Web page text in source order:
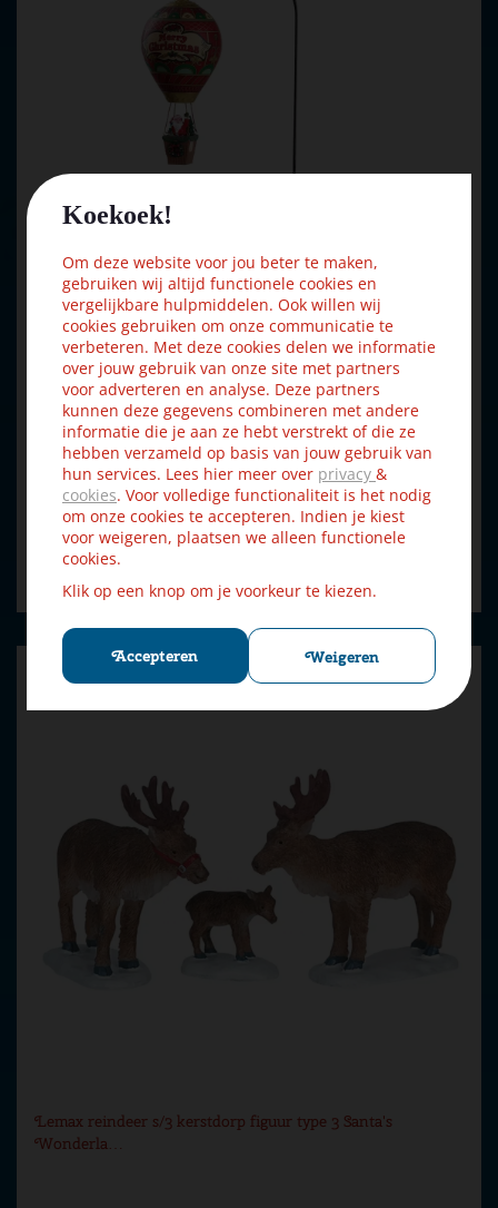
Koekoek!
Om deze website voor jou beter te maken,
gebruiken wij altijd functionele cookies en
vergelijkbare hulpmiddelen. Ook willen wij
cookies gebruiken om onze communicatie te
verbeteren. Met deze cookies delen we informatie
over jouw gebruik van onze site met partners
voor adverteren en analyse. Deze partners
kunnen deze gegevens combineren met andere
informatie die je aan ze hebt verstrekt of die ze
hebben verzameld op basis van jouw gebruik van
hun services. Lees hier meer over privacy &
cookies. Voor volledige functionaliteit is het nodig
om onze cookies te accepteren. Indien je kiest
voor weigeren, plaatsen we alleen functionele
cookies.
Klik op een knop om je voorkeur te kiezen.
Accepteren Weigeren
Lemax a christmas eve balloon ride bewegend kerstdorp
tafer…
€ 27 ,99 € 25, 19
Lemax reindeer s/3 kerstdorp figuur type 3 Santa's
Wonderla…